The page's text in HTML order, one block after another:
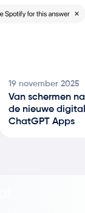
19 november 2025
Van schermen
de nieuwe
ChatGPT Apps